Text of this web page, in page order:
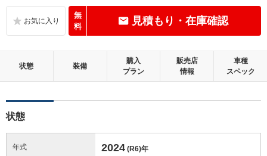
無
料
見積もり・在庫確認
状態 装備
購入
プラン
販売店
情報
車種
スペック
状態
年式 2024 (R6)年